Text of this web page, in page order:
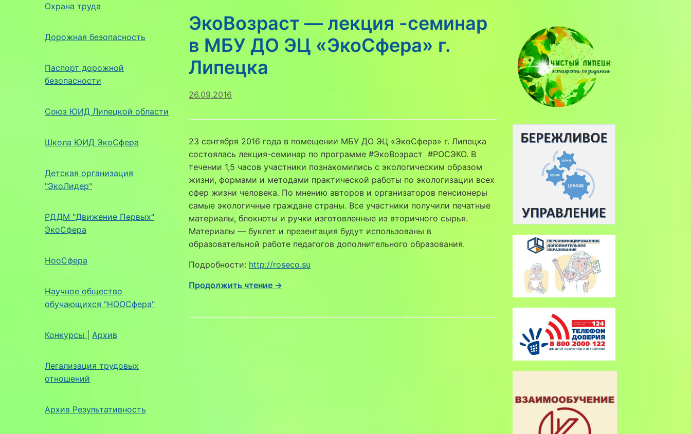
Охрана труда
Дорожная безопасность
Паспорт дорожной
безопасности
Союз ЮИД Липецкой области
Школа ЮИД ЭкоСфера
Детская организация
"ЭкоЛидер"
РДДМ "Движение Первых"
ЭкоСфера
НооСфера
Научное общество
обучающихся "НООСфера"
Конкурсы Архив
Легализация трудовых
отношений
Архив Результативность
ЭкоВозраст — лекция -семинар
в МБУ ДО ЭЦ «ЭкоСфера» г.
Липецка
26.09.2016
23 сентября 2016 года в помещении МБУ ДО ЭЦ «ЭкоСфера» г. Липецка
состоялась лекция-семинар по программе #ЭкоВозраст #РОСЭКО. В
течении 1,5 часов участники познакомились с экологическим образом
жизни, формами и методами практической работы по экологизации всех
сфер жизни человека. По мнению авторов и организаторов пенсионеры
самые экологичные граждане страны. Все участники получили печатные
материалы, блокноты и ручки изготовленные из вторичного сырья.
Материалы — буклет и презентация будут использованы в
образовательной работе педагогов дополнительного образования.
Подробности: http://roseco.su
Продолжить чтение →